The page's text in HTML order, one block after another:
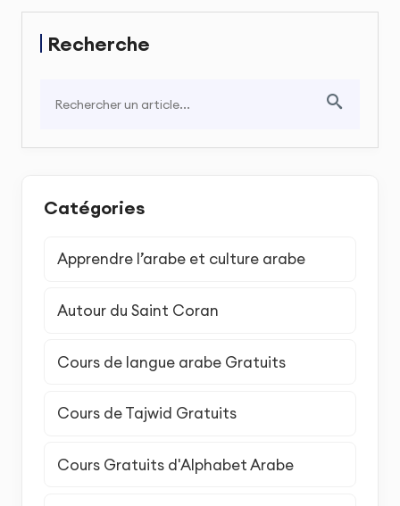
Recherche
Catégories
Apprendre l’arabe et culture arabe
Autour du Saint Coran
Cours de langue arabe Gratuits
Cours de Tajwid Gratuits
Cours Gratuits d'Alphabet Arabe